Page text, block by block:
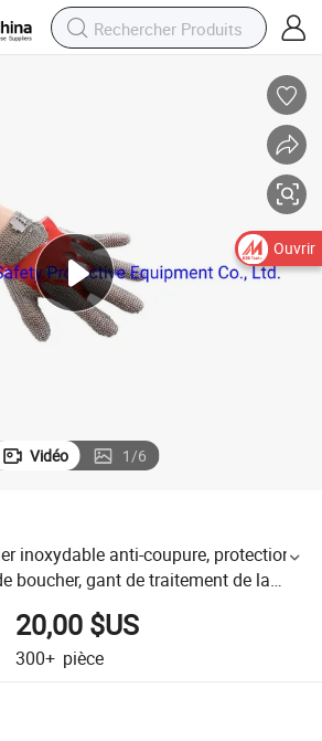
Vidéo 1/6
inoxydable anti-coupure, protection
boucher, gant de traitement de la
protecteur
20,00 $US
300+ pièce
Ouvrir